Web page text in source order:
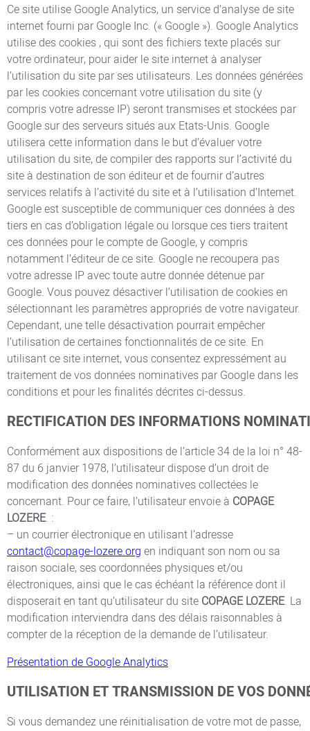
Ce site utilise Google Analytics, un service d’analyse de site
internet fourni par Google Inc. (« Google »). Google Analytics
utilise des cookies , qui sont des fichiers texte placés sur
votre ordinateur, pour aider le site internet à analyser
l’utilisation du site par ses utilisateurs. Les données générées
par les cookies concernant votre utilisation du site (y
compris votre adresse IP) seront transmises et stockées par
Google sur des serveurs situés aux Etats-Unis. Google
utilisera cette information dans le but d’évaluer votre
utilisation du site, de compiler des rapports sur l’activité du
site à destination de son éditeur et de fournir d’autres
services relatifs à l’activité du site et à l’utilisation d’Internet.
Google est susceptible de communiquer ces données à des
tiers en cas d’obligation légale ou lorsque ces tiers traitent
ces données pour le compte de Google, y compris
notamment l’éditeur de ce site. Google ne recoupera pas
votre adresse IP avec toute autre donnée détenue par
Google. Vous pouvez désactiver l’utilisation de cookies en
sélectionnant les paramètres appropriés de votre navigateur.
Cependant, une telle désactivation pourrait empêcher
l’utilisation de certaines fonctionnalités de ce site. En
utilisant ce site internet, vous consentez expressément au
traitement de vos données nominatives par Google dans les
conditions et pour les finalités décrites ci-dessus.
RECTIFICATION DES INFORMATIONS
Conformément aux dispositions de l’article 34 de la loi n° 48-
87 du 6 janvier 1978, l’utilisateur dispose d’un droit de
modification des données nominatives collectées le
concernant. Pour ce faire, l’utilisateur envoie à COPAGE
LOZERE. :
– un courrier électronique en utilisant l’adresse
contact@copage-lozere.org en indiquant son nom ou sa
raison sociale, ses coordonnées physiques et/ou
électroniques, ainsi que le cas échéant la référence dont il
disposerait en tant qu’utilisateur du site COPAGE LOZERE. La
modification interviendra dans des délais raisonnables à
compter de la réception de la demande de l’utilisateur.
Présentation de Google Analytics
UTILISATION ET TRANSMISSION DE VOS
Si vous demandez une réinitialisation de votre mot de passe,